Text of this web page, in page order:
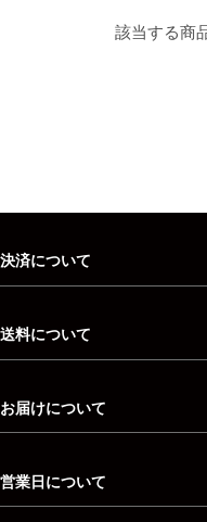
該当する商
決済について
送料について
お届けについて
営業日について